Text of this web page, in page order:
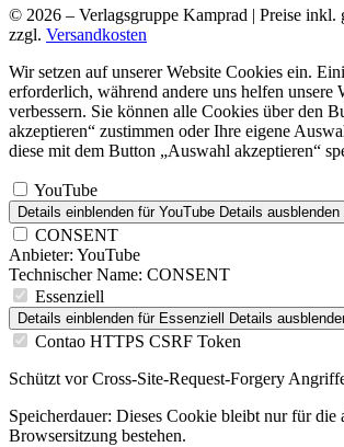
© 2026 – Verlagsgruppe Kamprad | Preise inkl.
zzgl. Versandkosten
Wir setzen auf unserer Website Cookies ein.
erforderlich, während andere uns helfen unsere
verbessern. Sie können alle Cookies über den
akzeptieren“ zustimmen oder Ihre eigene
diese mit dem Button „Auswahl akzeptieren“
YouTube
Details einblenden für YouTube Details ausblenden
CONSENT
Anbieter: YouTube
Technischer Name: CONSENT
Essenziell
Details einblenden für Essenziell Details
Contao HTTPS CSRF Token
Schützt vor Cross-Site-Request-Forgery
Speicherdauer: Dieses Cookie bleibt nur für die
Browsersitzung bestehen.